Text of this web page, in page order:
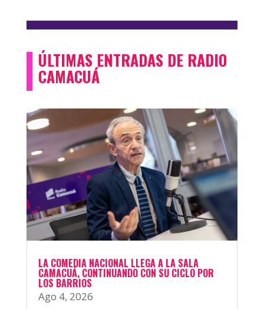
ÚLTIMAS ENTRADAS DE RADIO
CAMACUÁ
LA COMEDIA NACIONAL LLEGA A LA SALA
CAMACUÁ, CONTINUANDO CON SU CICLO POR
LOS BARRIOS
Ago 4, 2026